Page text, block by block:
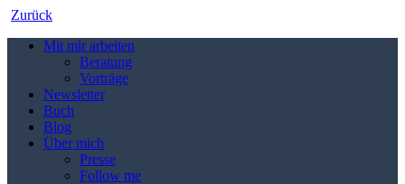
Zurück
Mit mir arbeiten
Beratung
Vorträge
Newsletter
Buch
Blog
Über mich
Presse
Follow me